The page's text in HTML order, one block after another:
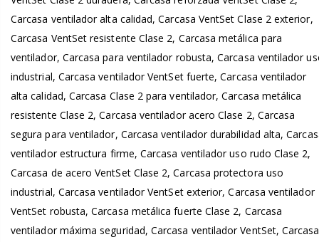
Carcasa ventilador alta calidad, Carcasa VentSet Clase 2 exterior,
Carcasa VentSet resistente Clase 2, Carcasa metálica para
ventilador, Carcasa para ventilador robusta, Carcasa ventilador
industrial, Carcasa ventilador VentSet fuerte, Carcasa ventilador
alta calidad, Carcasa Clase 2 para ventilador, Carcasa metálica
resistente Clase 2, Carcasa ventilador acero Clase 2, Carcasa
segura para ventilador, Carcasa ventilador durabilidad alta,
ventilador estructura firme, Carcasa ventilador uso rudo Clase 2,
Carcasa de acero VentSet Clase 2, Carcasa protectora uso
industrial, Carcasa ventilador VentSet exterior, Carcasa ventilador
VentSet robusta, Carcasa metálica fuerte Clase 2, Carcasa
ventilador máxima seguridad, Carcasa ventilador VentSet, Carcasa